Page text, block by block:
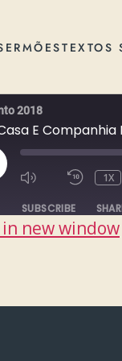
TEXTOS
2018
E
1X
SUBSCRIBE
in new window